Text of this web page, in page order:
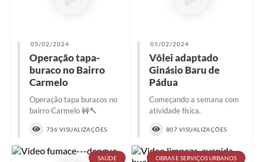
05/02/2024
Operação tapa-
buraco no Bairro
Carmelo
Operação tapa buracos no
bairro Carmelo 🚧🔨
736 VISUALIZAÇÕES
05/02/2024
Vôlei adaptado
Ginásio Baru de
Pádua
Começando a semana com
atividade física.
807 VISUALIZAÇÕES
SAÚDE OBRAS E SERVIÇOS URBANOS